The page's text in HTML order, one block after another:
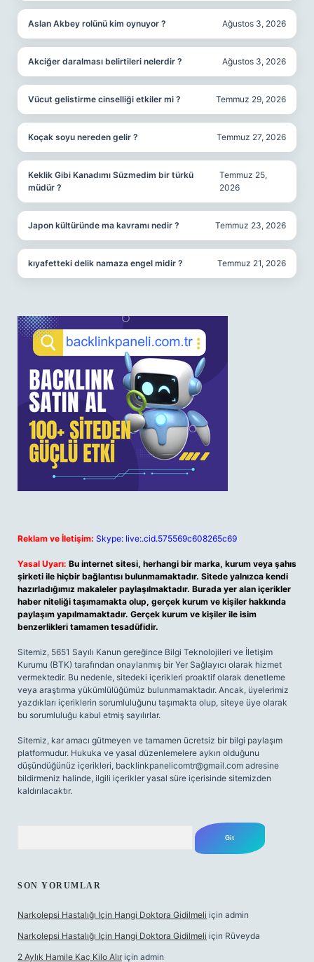
Aslan Akbey rolünü kim oynuyor ? Ağustos 3, 2026
Akciğer daralması belirtileri nelerdir ? Ağustos 3, 2026
Vücut gelistirme cinselliği etkiler mi ? Temmuz 29, 2026
Koçak soyu nereden gelir ? Temmuz 27, 2026
Keklik Gibi Kanadımı Süzmedim bir türkü
müdür ?
Temmuz 25,
2026
Japon kültüründe ma kavramı nedir ? Temmuz 23, 2026
kıyafetteki delik namaza engel midir ? Temmuz 21, 2026
Reklam ve İletişim: Skype: live:.cid.575569c608265c69
Yasal Uyarı: Bu internet sitesi, herhangi bir marka, kurum veya şahıs
şirketi ile hiçbir bağlantısı bulunmamaktadır. Sitede yalnızca kendi
hazırladığımız makaleler paylaşılmaktadır. Burada yer alan içerikler
haber niteliği taşımamakta olup, gerçek kurum ve kişiler hakkında
paylaşım yapılmamaktadır. Gerçek kurum ve kişiler ile isim
benzerlikleri tamamen tesadüfidir.
Sitemiz, 5651 Sayılı Kanun gereğince Bilgi Teknolojileri ve İletişim
Kurumu (BTK) tarafından onaylanmış bir Yer Sağlayıcı olarak hizmet
vermektedir. Bu nedenle, sitedeki içerikleri proaktif olarak denetleme
veya araştırma yükümlülüğümüz bulunmamaktadır. Ancak, üyelerimiz
yazdıkları içeriklerin sorumluluğunu taşımakta olup, siteye üye olarak
bu sorumluluğu kabul etmiş sayılırlar.
Sitemiz, kar amacı gütmeyen ve tamamen ücretsiz bir bilgi paylaşım
platformudur. Hukuka ve yasal düzenlemelere aykırı olduğunu
düşündüğünüz içerikleri, backlinkpanelicomtr@gmail.com adresine
bildirmeniz halinde, ilgili içerikler yasal süre içerisinde sitemizden
kaldırılacaktır.
SON YORUMLAR
Narkolepsi Hastalığı Için Hangi Doktora Gidilmeli için admin
Narkolepsi Hastalığı Için Hangi Doktora Gidilmeli için Rüveyda
2 Aylık Hamile Kaç Kilo Alır için admin